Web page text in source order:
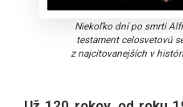
Niekoľko dní po smrti
testament celosvetovú
z najcitovanejších v